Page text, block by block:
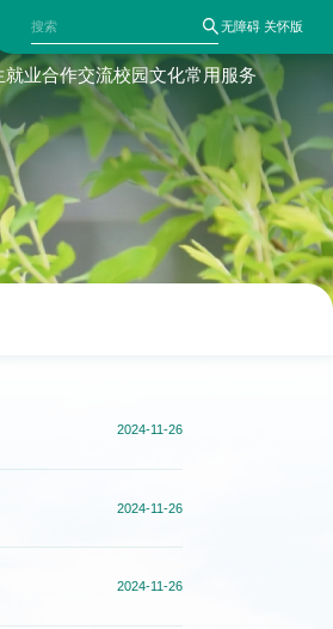
无障碍 关怀版
就业合作交流校园文化常用服务
2024-11-26
2024-11-26
2024-11-26